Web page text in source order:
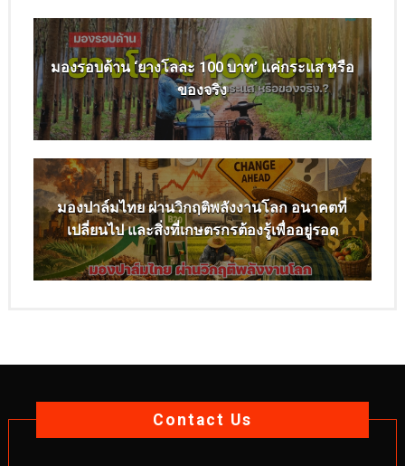
มองรอบด้าน ‘ยางโลละ 100 บาท’ แค่กระแส หรือ
ของจริง
มองปาล์มไทย ผ่านวิกฤติพลังงานโลก อนาคตที่
เปลี่ยนไป และสิ่งที่เกษตรกรต้องรู้เพื่ออยู่รอด
Contact Us